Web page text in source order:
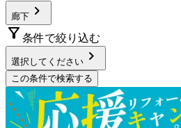
廊下 chevron_right
filter_alt 条件で絞り込む
選択してください chevron_right
この条件で検索する